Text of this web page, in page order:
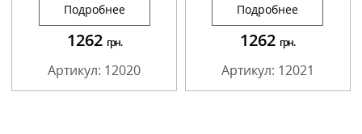
Подробнее
1262 грн.
Артикул: 12020
Подробнее
1262 грн.
Артикул: 12021